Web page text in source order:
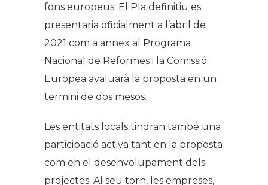
fons europeus. El Pla definitiu es
presentaria oficialment a l’abril de
2021 com a annex al Programa
Nacional de Reformes i la Comissió
Europea avaluarà la proposta en un
termini de dos mesos.
Les entitats locals tindran també una
participació activa tant en la proposta
com en el desenvolupament dels
projectes. Al seu torn, les empreses,